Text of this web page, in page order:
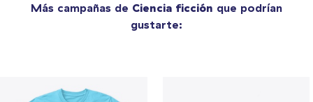
Más campañas de Ciencia ficción que podrían
gustarte: